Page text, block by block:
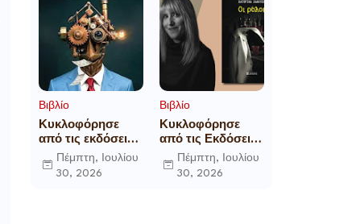
Βιβλίο
Κυκλοφόρησε
από τις εκδόσεις
Gema το
μυθιστόρημα του
Πέμπτη, Ιουλίου
30, 2026
Βιβλίο
Κυκλοφόρησε
από τις Εκδόσεις
Επίμετρο το
αστυνομικό
Πέμπτη, Ιουλίου
30, 2026